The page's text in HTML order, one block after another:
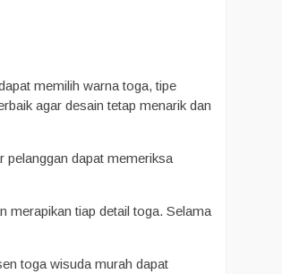
memilih warna toga, tipe
agar desain tetap menarik dan
pelanggan dapat memeriksa
merapikan tiap detail toga. Selama
toga wisuda murah dapat